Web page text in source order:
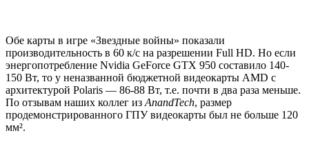
Обе карты в игре «Звездные войны» показали
производительность в 60 к/с на разрешении Full HD. Но если
энергопотребление Nvidia GeForce GTX 950 составило 140-
150 Вт, то у неназванной бюджетной видеокарты AMD с
архитектурой Polaris — 86-88 Вт, т.е. почти в два раза меньше.
По отзывам наших коллег из AnandTech, размер
продемонстрированного ГПУ видеокарты был не больше 120
мм².